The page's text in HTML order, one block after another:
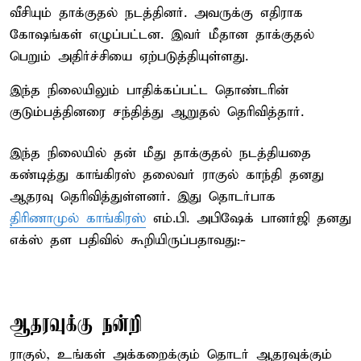
வீசியும் தாக்குதல் நடத்தினர். அவருக்கு எதிராக
கோஷங்கள் எழுப்பட்டன. இவர் மீதான தாக்குதல்
பெறும் அதிர்ச்சியை ஏற்படுத்தியுள்ளது.
இந்த நிலையிலும் பாதிக்கப்பட்ட தொண்டரின்
குடும்பத்தினரை சந்தித்து ஆறுதல் தெரிவித்தார்.
இந்த நிலையில் தன் மீது தாக்குதல் நடத்தியதை
கண்டித்து காங்கிரஸ் தலைவர் ராகுல் காந்தி தனது
ஆதரவு தெரிவித்துள்ளனர். இது தொடர்பாக
திரிணாமுல் காங்கிரஸ் எம்.பி. அபிஷேக் பானர்ஜி தனது
எக்ஸ் தள பதிவில் கூறியிருப்பதாவது:-
ஆதரவுக்கு நன்றி
ராகுல், உங்கள் அக்கறைக்கும் தொடர் ஆதரவுக்கும்